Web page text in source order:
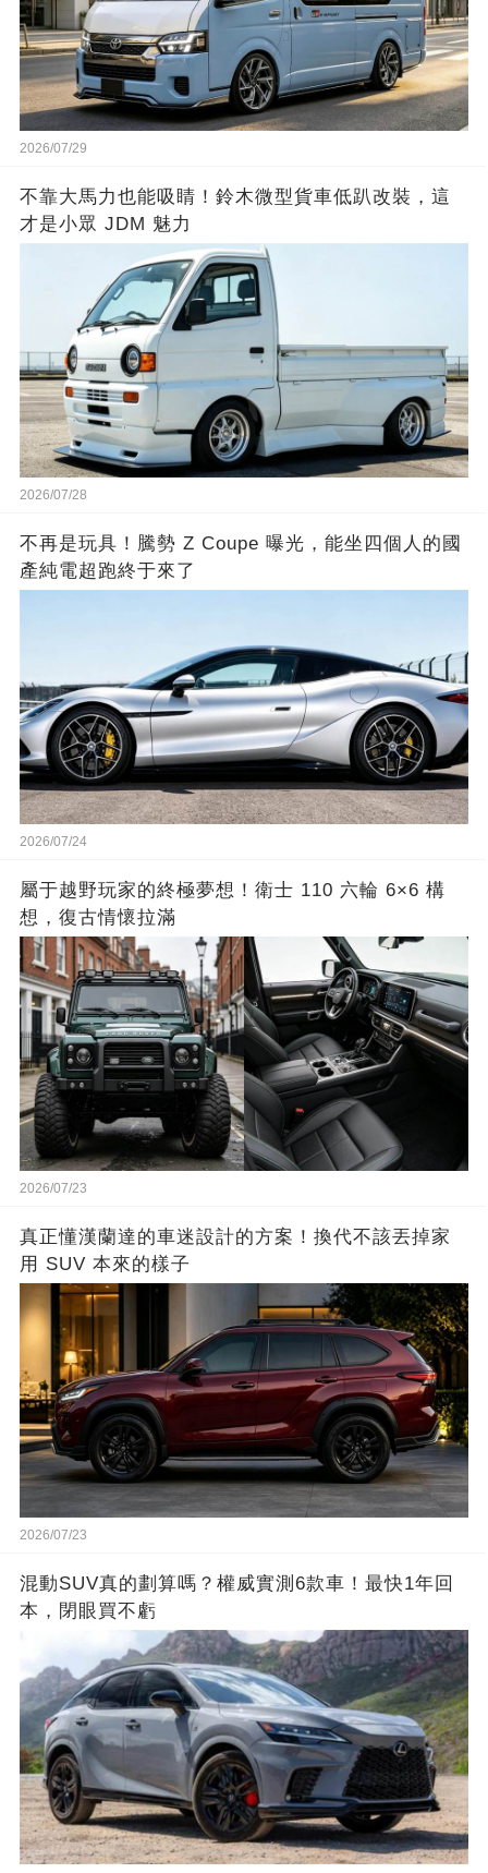
2026/07/29
不靠大馬力也能吸睛！鈴木微型貨車低趴改裝，這
才是小眾 JDM 魅力
2026/07/28
不再是玩具！騰勢 Z Coupe 曝光，能坐四個人的國
產純電超跑終于來了
2026/07/24
屬于越野玩家的終極夢想！衛士 110 六輪 6×6 構
想，復古情懷拉滿
2026/07/23
真正懂漢蘭達的車迷設計的方案！換代不該丟掉家
用 SUV 本來的樣子
2026/07/23
混動SUV真的劃算嗎？權威實測6款車！最快1年回
本，閉眼買不虧